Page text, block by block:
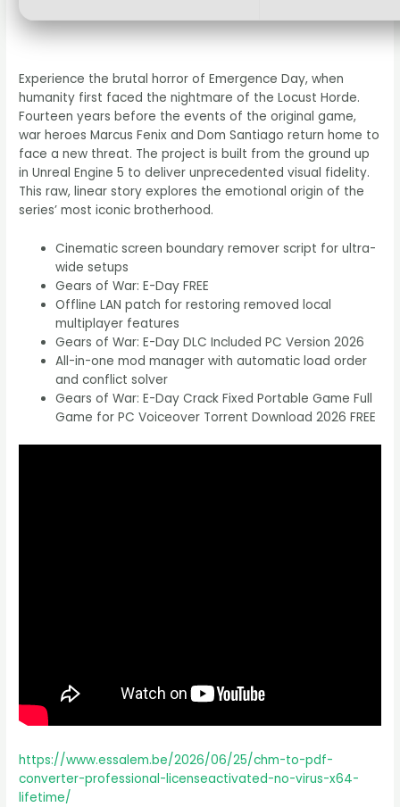
Experience the brutal horror of Emergence Day, when
humanity first faced the nightmare of the Locust Horde.
Fourteen years before the events of the original game,
war heroes Marcus Fenix and Dom Santiago return home to
face a new threat. The project is built from the ground up
in Unreal Engine 5 to deliver unprecedented visual fidelity.
This raw, linear story explores the emotional origin of the
series’ most iconic brotherhood.
Cinematic screen boundary remover script for ultra-
wide setups
Gears of War: E-Day FREE
Offline LAN patch for restoring removed local
multiplayer features
Gears of War: E-Day DLC Included PC Version 2026
All-in-one mod manager with automatic load order
and conflict solver
Gears of War: E-Day Crack Fixed Portable Game Full
Game for PC Voiceover Torrent Download 2026 FREE
https://www.essalem.be/2026/06/25/chm-to-pdf-
converter-professional-licenseactivated-no-virus-x64-
lifetime/